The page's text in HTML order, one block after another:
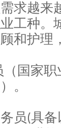
求越来
工种。
和护理
国家
。
员 (具备